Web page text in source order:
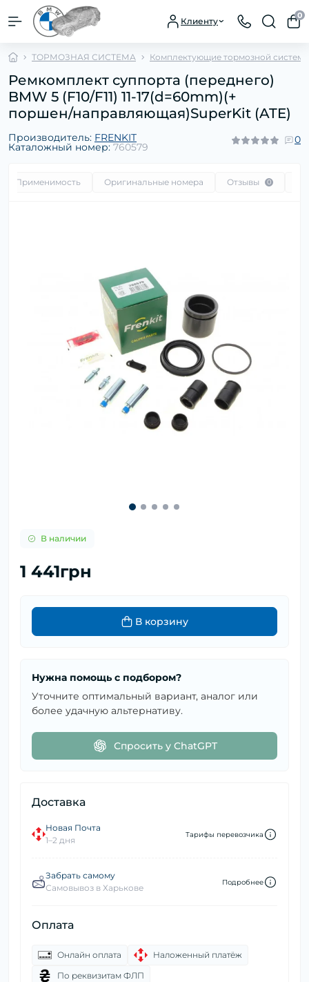
Клиенту
0
ТОРМОЗНАЯ СИСТЕМА Комплектующие тормозной системы
Ремкомплект суппорта (переднего)
BMW 5 (F10/F11) 11-17(d=60mm)(+
поршен/направляющая)SuperKit (ATE)
Производитель: FRENKIT
Каталожный номер: 760579
0
Применимость Оригинальные номера Отзывы 0
В наличии
1 441грн
В корзину
Нужна помощь с подбором?
Уточните оптимальный вариант, аналог или
более удачную альтернативу.
Спросить у ChatGPT
Доставка
Новая Почта
1–2 дня
Тарифы перевозчика
Забрать самому
Самовывоз в Харькове
Подробнее
Оплата
Онлайн оплата
Наложенный платёж
По реквизитам ФЛП